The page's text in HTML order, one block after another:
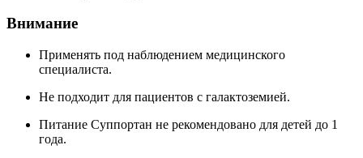
Внимание
Применять под наблюдением медицинского
специалиста.
Не подходит для пациентов с галактоземией.
Питание Суппортан не рекомендовано для детей до 1
года.